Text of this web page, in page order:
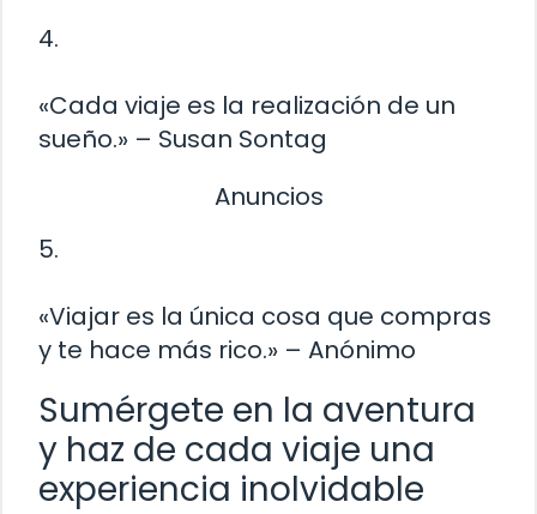
4.
«Cada viaje es la realización de un
sueño.» – Susan Sontag
Anuncios
5.
«Viajar es la única cosa que compras
y te hace más rico.» – Anónimo
Sumérgete en la aventura
y haz de cada viaje una
experiencia inolvidable